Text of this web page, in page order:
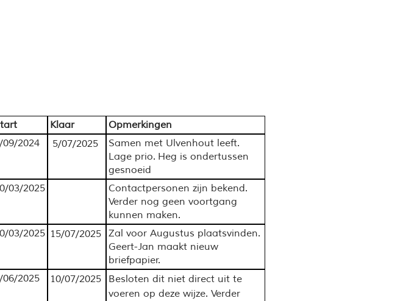
Klaar
Opmerkingen
09/2024 5/07/2025
Samen met Ulvenhout leeft.
Lage prio. Heg is ondertussen
gesnoeid
03/2025 Contactpersonen zijn bekend.
Verder nog geen voortgang
kunnen maken.
03/2025 15/07/2025 Zal voor Augustus plaatsvinden.
Geert-Jan maakt nieuw
briefpapier.
06/2025 10/07/2025 Besloten dit niet direct uit te
voeren op deze wijze. Verder